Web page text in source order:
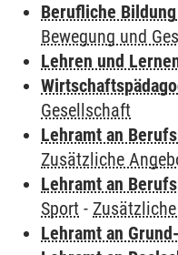
Berufliche
Bewegung und
Lehren und
Gesellschaft
Lehramt an
Zusätzliche
Lehramt an
Sport -
Lehramt an